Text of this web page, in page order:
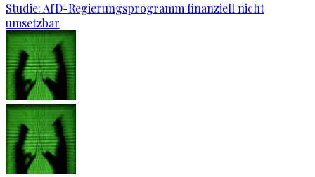
Studie: AfD-Regierungsprogramm finanziell nicht
umsetzbar